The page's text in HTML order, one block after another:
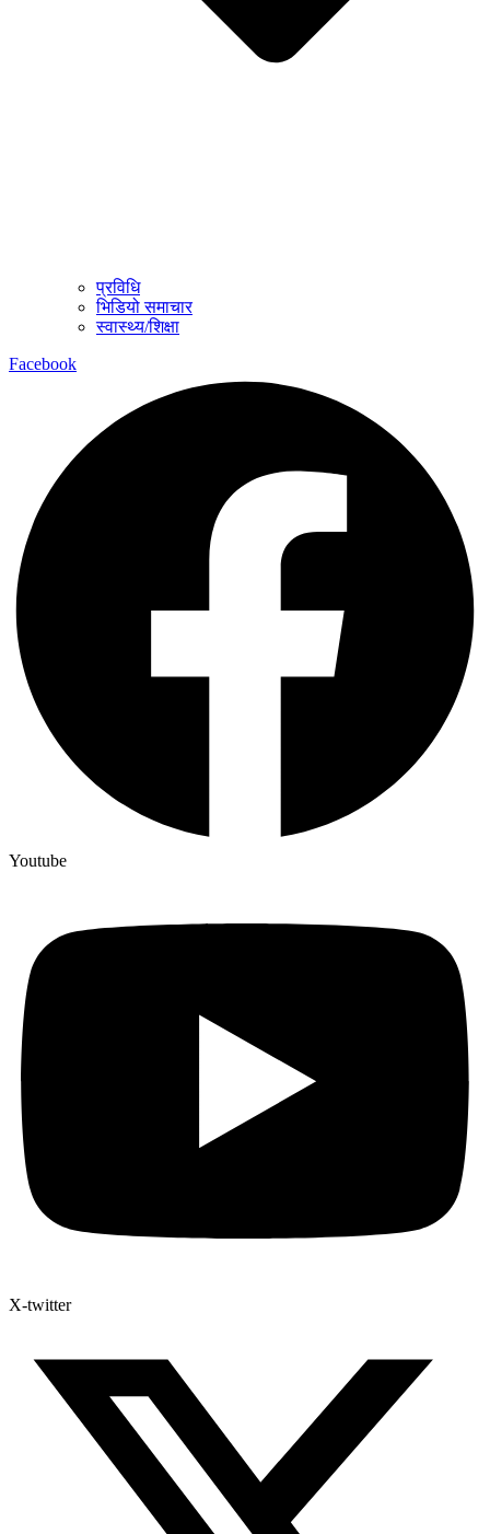
प्रविधि
भिडियो समाचार
स्वास्थ्य/शिक्षा
Facebook
Youtube
X-twitter